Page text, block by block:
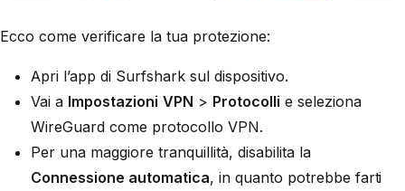
Ecco come verificare la tua protezione:
Apri l’app di Surfshark sul dispositivo.
Vai a Impostazioni VPN > Protocolli e seleziona
WireGuard come protocollo VPN.
Per una maggiore tranquillità, disabilita la
Connessione automatica, in quanto potrebbe farti